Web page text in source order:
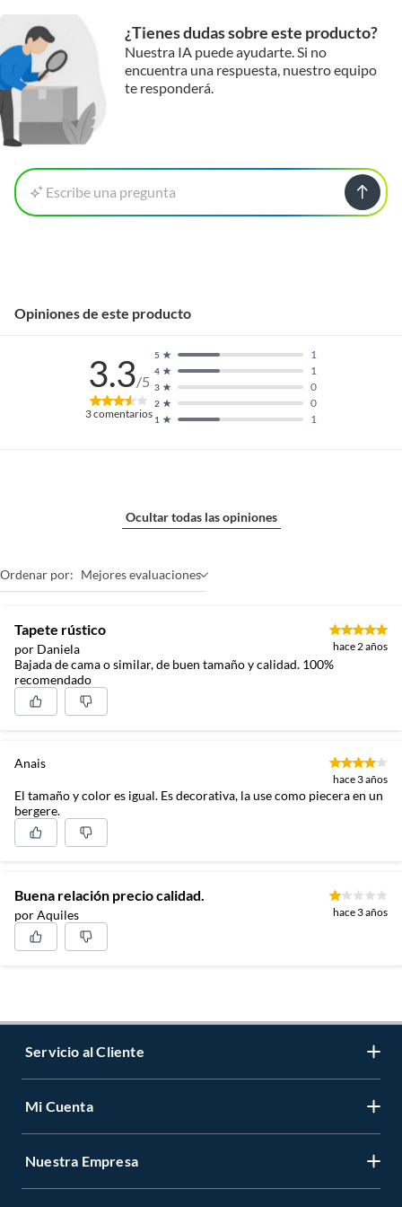
¿Tienes dudas sobre este producto?
Nuestra IA puede ayudarte. Si no
encuentra una respuesta, nuestro equipo
te responderá.
Escribe una pregunta
Opiniones de este producto
3.3/5
3comentarios 1 1
2 0
3 0
4 1
5 1
Ocultar todas las opiniones
Ordenar por: Mejores evaluaciones
Tapete rústico
por Daniela hace 2 años
Bajada de cama o similar, de buen tamaño y calidad. 100%
recomendado
Anais
hace 3 años
El tamaño y color es igual. Es decorativa, la use como piecera en un
bergere.
Buena relación precio calidad.
por Aquiles hace 3 años
Servicio al Cliente
Contáctanos
Mi Cuenta
Registrate
Nuestra Empresa